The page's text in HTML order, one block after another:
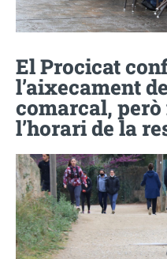
El Procicat
l’aixecament
comarcal,
l’horari de la